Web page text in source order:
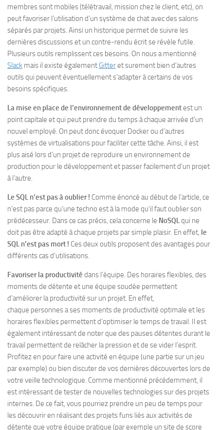
membres sont mobiles (télétravail, mission chez le client, etc), on
peut favoriser l’utilisation d’un système de chat avec des salons
séparés par projets. Ainsi un historique permet de suivre les
dernières discussions et un contre-rendu écrit se révèle futile.
Plusieurs outils remplissent ces besoins. On nous a mentionné
Slack mais il existe également Gitteret surement bien d’autres
outils qui peuvent éventuellement s’adapter à certains de vos
besoins spécifiques.
La mise en place de l’environnement de développementest un
point capitale et qui peut prendre du temps à chaque arrivée d’un
nouvel employé. On peut donc évoquer Docker ou d’autres
systèmes de virtualisations pour faciliter cette tâche. Ainsi, il est
plus aisé lors d’un projet de reproduire un environnement de
production pour le développement et passer facilement d’un projet
à l’autre.
Le SQL n’est pas à oublier ! Comme énoncé au début de l’article, ce
n’est pas parce qu’une techno est à la mode qu’il faut oublier son
prédécesseur. Dans ce cas précis, cela concerne le NoSQLqui ne
doit pas être adapté à chaque projets par simple plaisir. En effet, le
SQL n’est pas mort ! Ces deux outils proposent des avantages pour
différents cas d’utilisations.
Favoriser la productivité dans l’équipe. Des horaires flexibles, des
moments de détente et une équipe soudée permettent
d’améliorer la productivité sur un projet. En effet,
chaque personnes a ses moments de productivité optimale et les
horaires flexibles permettent d’optimiser le temps de travail. Il est
également intéressant de noter que des pauses détentes durant le
travail permettent de relâcher la pression et de se vider l’esprit.
Profitez en pour faire une activité en équipe (une partie sur un jeu
par exemple) ou bien discuter de vos dernières découvertes lors de
votre veille technologique. Comme mentionné précédemment, il
est intéressant de tester de nouvelles technologies sur des projets
internes. De ce fait, vous pourriez prendre un peu de temps pour
les découvrir en réalisant des projets funs liés aux activités de
détente que votre équipe pratique (par exemple un site de score